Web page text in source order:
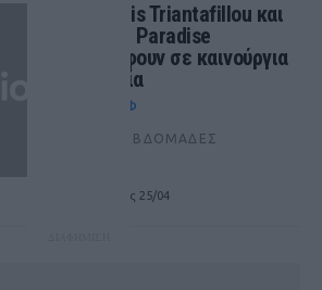
Ο Thodoris Triantafillou και
το Space Paradise
επιστρέφουν σε καινούργια
τοποθεσία
NIGHTΛΆΙΦ
ΠΡΙΝ 350 ΕΒΔΟΜΆΔΕΣ
από 30/11 έως 25/04